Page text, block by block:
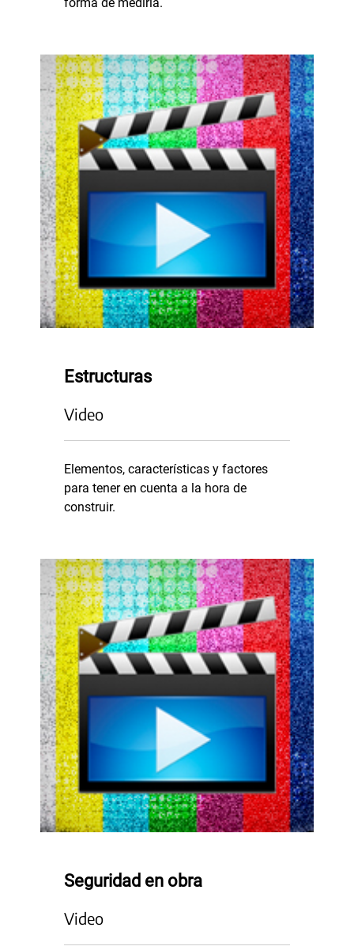
Estructuras
Video
Elementos, características y factores
para tener en cuenta a la hora de
construir.
Seguridad en obra
Video